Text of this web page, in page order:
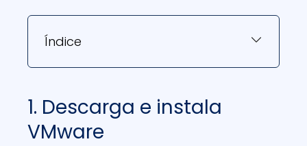
Índice
1. Descarga e instala
VMware